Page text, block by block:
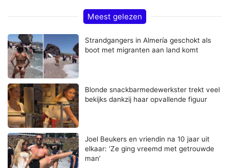
Meest gelezen
Strandgangers in Almería geschokt als
boot met migranten aan land komt
Blonde snackbarmedewerkster trekt veel
bekijks dankzij haar opvallende figuur
Joel Beukers en vriendin na 10 jaar uit
elkaar: ‘Ze ging vreemd met getrouwde
man’